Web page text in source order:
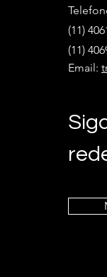
(11)
(11)
Email: